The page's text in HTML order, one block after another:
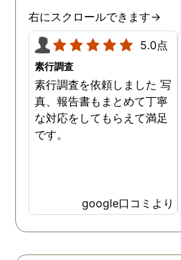
ていただきます。ありがと
うございました。
右にスクロールできます→
5.0点
素行調査
素行調査を依頼しました 写
真、報告書もまとめて丁寧
な対応をしてもらえて満足
です。
google口コミより